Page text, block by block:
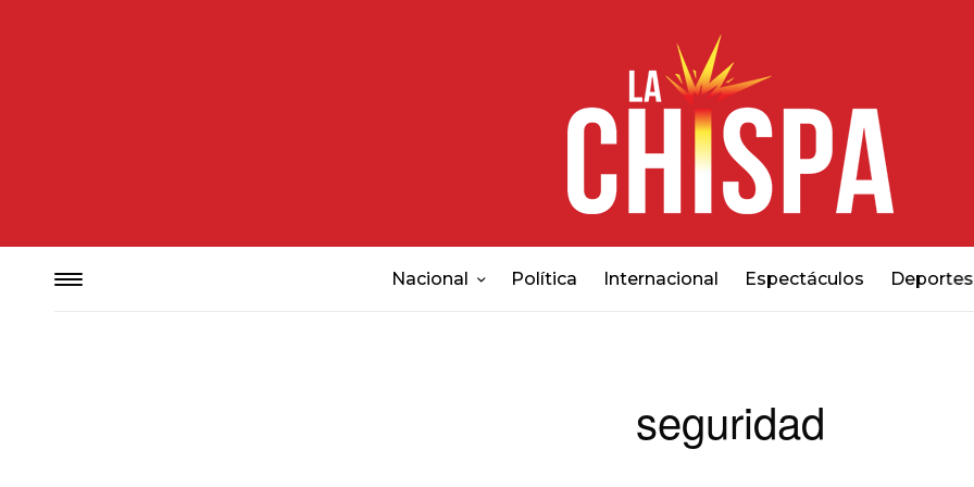
Nacional Política Internacional Espectáculos Deportes
seguridad